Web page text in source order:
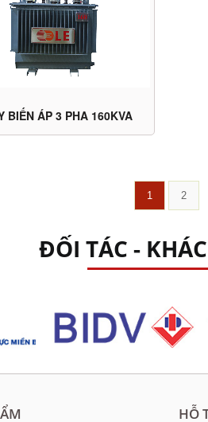
BIẾN ÁP 3 PHA 160KVA
1 2
ĐỐI TÁC -
HỖ